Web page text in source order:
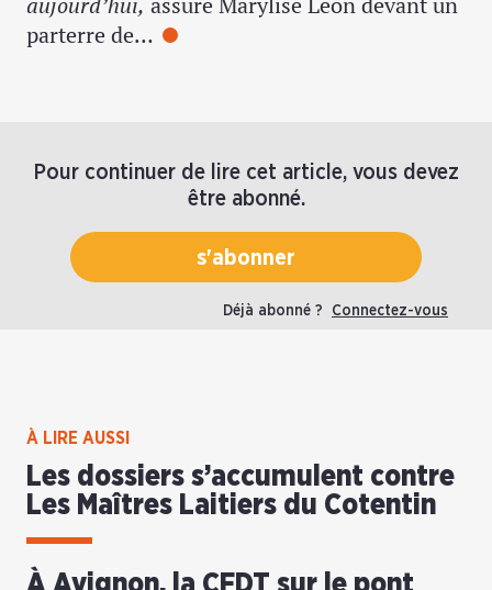
parterre de…
Pour continuer de lire cet article, vous devez
être abonné.
s'abonner
Déjà abonné ? Connectez-vous
À LIRE AUSSI
Les dossiers s’accumulent contre
Les Maîtres Laitiers du Cotentin